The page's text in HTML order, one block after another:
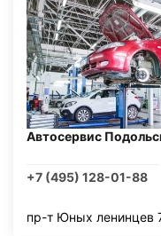
Автосервис
+7 (495) 128-01-88
пр-т Юных ленинцев